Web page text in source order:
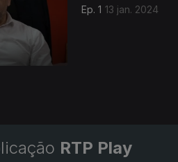
Ep. 1 13 jan. 2024
RTP Play